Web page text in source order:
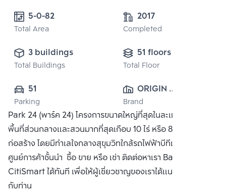
Total Area
2017
Completed
3 buildings
Total Buildings
51 floors
Total Floor
51
Parking
ORIGIN
PROPERTY
PUBLIC CO.,
LTD.
Brand
Park 24 (พาร์ค 24) โครงการขนาดใหญ่ที่สุดในละแวกเดียวกัน มี
พื้นที่ส่วนกลางและสวนมากที่สุดเกือบ 10 ไร่ หรือ 80% ของพื้นที่
ก่อสร้าง โดยมีทำเลใจกลางสุขุมวิทใกล้รถไฟฟ้าบีทีเอสและ
ศูนย์การค้าชั้นนำ ซื้อ ขาย หรือ เช่า ติดต่อหาเรา Bangkok
CitiSmart ได้ทันที เพื่อให้ผู้เชี่ยวชาญของเราได้แนะนำคอนโดให้
กับท่าน